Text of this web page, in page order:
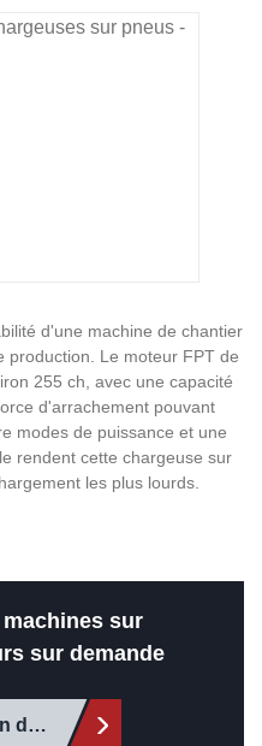
d'une machine de chantier
production. Le moteur FPT de
255 ch, avec une capacité
d'arrachement pouvant
modes de puissance et une
rendent cette chargeuse sur
les plus lourds.
sur
sur demande
devis